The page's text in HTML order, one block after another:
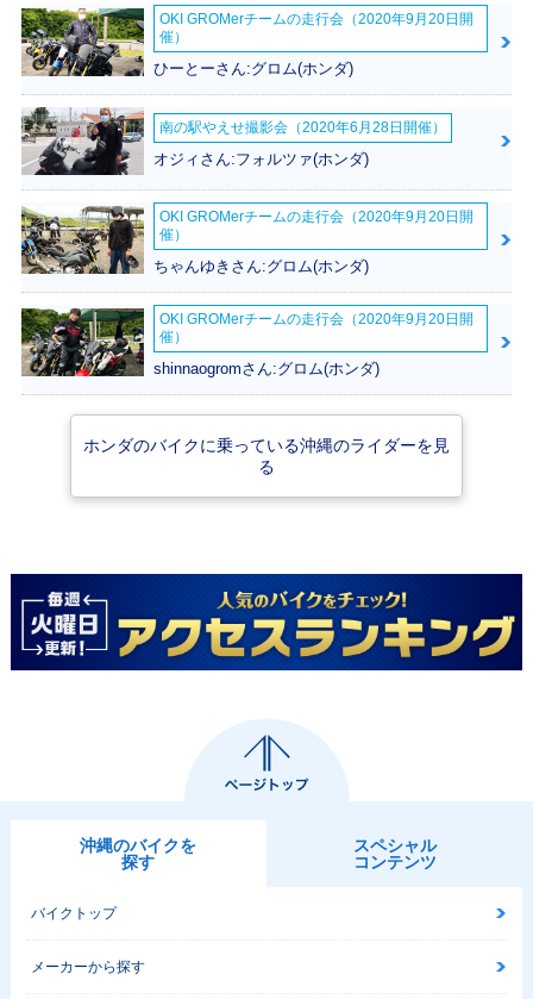
OKI GROMerチームの走行会（2020年9月20日開
催）
ひーとーさん:グロム(ホンダ)
南の駅やえせ撮影会（2020年6月28日開催）
オジィさん:フォルツァ(ホンダ)
OKI GROMerチームの走行会（2020年9月20日開
催）
ちゃんゆきさん:グロム(ホンダ)
OKI GROMerチームの走行会（2020年9月20日開
催）
shinnaogromさん:グロム(ホンダ)
ホンダのバイクに乗っている沖縄のライダーを見
る
沖縄のバイクを
探す
スペシャル
コンテンツ
バイクトップ
メーカーから探す